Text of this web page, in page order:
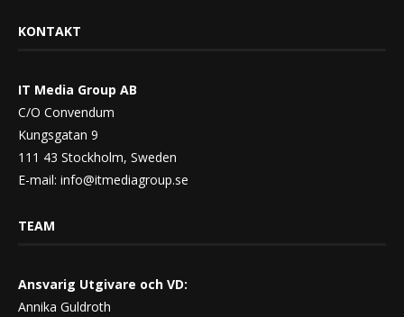
KONTAKT
IT Media Group AB
C/O Convendum
Kungsgatan 9
111 43 Stockholm, Sweden
E-mail: info@itmediagroup.se
TEAM
Ansvarig Utgivare och VD:
Annika Guldroth